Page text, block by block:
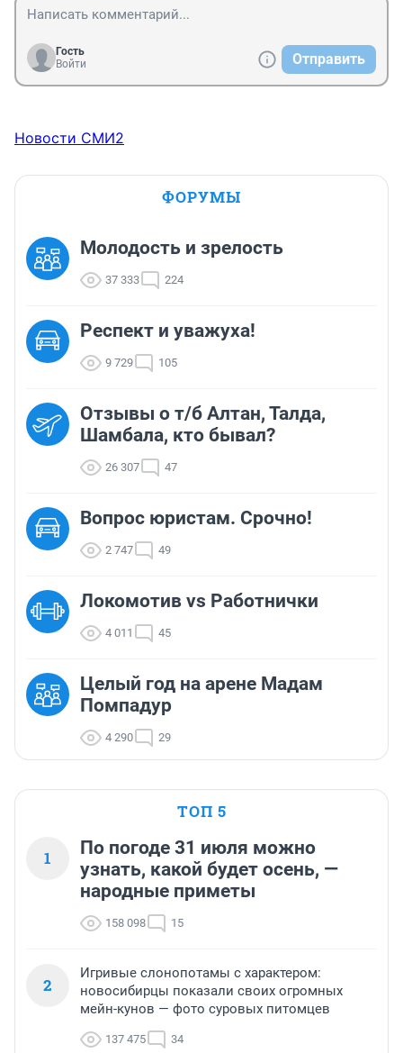
Гость
Войти
Отправить
Новости СМИ2
ФОРУМЫ
Молодость и зрелость
37 333 224
Респект и уважуха!
9 729 105
Отзывы о т/б Алтан, Талда,
Шамбала, кто бывал?
26 307 47
Вопрос юристам. Срочно!
2 747 49
Локомотив vs Работнички
4 011 45
Целый год на арене Мадам
Помпадур
4 290 29
ТОП 5
1
По погоде 31 июля можно
узнать, какой будет осень, —
народные приметы
158 098 15
2
Игривые слонопотамы с характером:
новосибирцы показали своих огромных
мейн-кунов — фото суровых питомцев
137 475 34